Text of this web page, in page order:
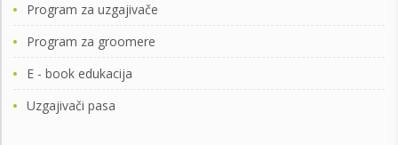
Program za uzgajivače
Program za groomere
E - book edukacija
Uzgajivači pasa